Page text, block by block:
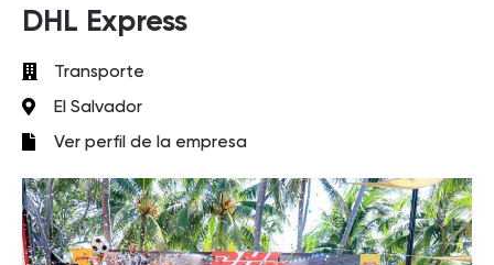
DHL Express
Transporte
El Salvador
Ver perfil de la empresa